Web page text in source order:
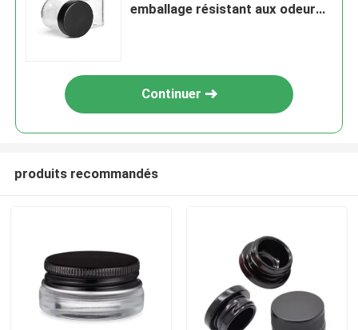
emballage résistant aux odeurs
Continuer
produits recommandés